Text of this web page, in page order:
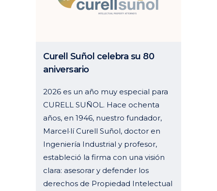
Curell Suñol celebra su 80
aniversario
2026 es un año muy especial para
CURELL SUÑOL. Hace ochenta
años, en 1946, nuestro fundador,
Marcel·lí Curell Suñol, doctor en
Ingeniería Industrial y profesor,
estableció la firma con una visión
clara: asesorar y defender los
derechos de Propiedad Intelectual